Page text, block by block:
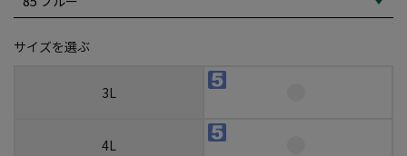
サイズを選ぶ
3L
4L